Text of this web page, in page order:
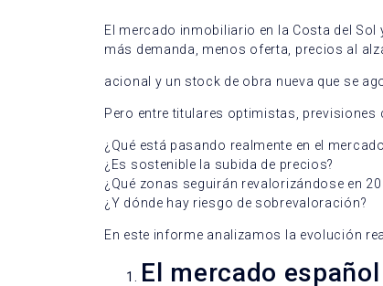
El mercado inmobiliario en la Costa del
más demanda, menos oferta, precios al
acional y un stock de obra nueva que se
Pero entre titulares optimistas,
¿Qué está pasando realmente en el
¿Es sostenible la subida de precios?
¿Qué zonas seguirán revalorizándose en
¿Y dónde hay riesgo de sobrevaloración?
En este informe analizamos la evolución
El mercado